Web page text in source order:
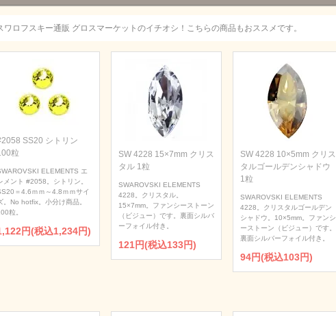
ワロフスキー通販 グロスマーケットのイチオシ！こちらの商品もおススメです。
SS20 シトリン
粒
ELEMENTS エ
メント #2058。シトリン。
＝4.6ｍｍ～4.8ｍｍサイ
。No hotfix。小分け商品。
粒。
円(税込1,234円)
SW 4228 15×7mm クリス
タル 1粒
SWAROVSKI ELEMENTS
4228。クリスタル。
15×7mm。ファンシーストーン
（ビジュー）です。裏面シルバ
ーフォイル付き。
121円(税込133円)
SW 4228 10×5mm クリス
タルゴールデンシャドウ
1粒
SWAROVSKI ELEMENTS
4228。クリスタルゴールデン
シャドウ。10×5mm。ファンシ
ーストーン（ビジュー）です。
裏面シルバーフォイル付き。
94円(税込103円)